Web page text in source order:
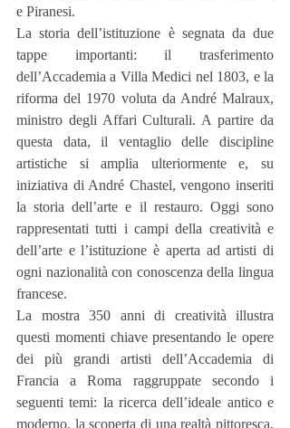
e Piranesi.
La storia dell’istituzione è segnata da due
tappe importanti: il trasferimento
dell’Accademia a Villa Medici nel 1803, e la
riforma del 1970 voluta da André Malraux,
ministro degli Affari Culturali. A partire da
questa data, il ventaglio delle discipline
artistiche si amplia ulteriormente e, su
iniziativa di André Chastel, vengono inseriti
la storia dell’arte e il restauro. Oggi sono
rappresentati tutti i campi della creatività e
dell’arte e l’istituzione è aperta ad artisti di
ogni nazionalità con conoscenza della lingua
francese.
La mostra 350 anni di creatività illustra
questi momenti chiave presentando le opere
dei più grandi artisti dell’Accademia di
Francia a Roma raggruppate secondo i
seguenti temi: la ricerca dell’ideale antico e
moderno, la scoperta di una realtà pittoresca,